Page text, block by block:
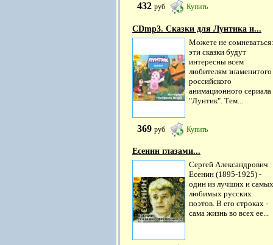
432 руб Купить
СDmp3. Сказки для Лунтика и...
Можете не сомневаться:
эти сказки будут
интересны всем
любителям знаменитого
российского
анимационного сериала
"Лунтик". Тем...
369 руб Купить
Есенин глазами...
Сергей Александрович
Есенин (1895-1925) -
один из лучших и самых
любимых русских
поэтов. В его строках -
сама жизнь во всех ее...